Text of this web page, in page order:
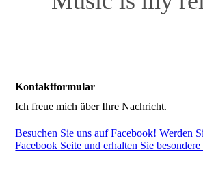
Kontaktformular
Ich freue mich über Ihre Nachricht.
Besuchen Sie uns auf Facebook! Werden
Facebook Seite und erhalten Sie